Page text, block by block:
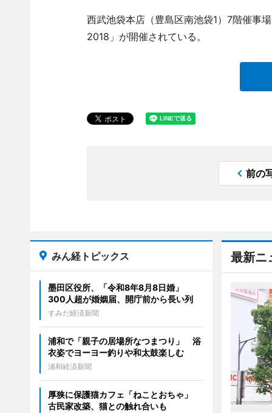
西武池袋本店（豊島区南池袋1）7階催事
2018」が開催されている。
前の
最新ニ
みん経トピックス
墨田区役所、「令和8年8月8日婚」
300人超が婚姻届、開庁前から長い列
すみだ経済新聞
浦和で「親子の居場所なつまつり」 浴
衣姿でヨーヨー釣りや和太鼓楽しむ
浦和経済新聞
厚狭に保護猫カフェ「ねことおちゃ」
古民家改築、猫との触れ合いも